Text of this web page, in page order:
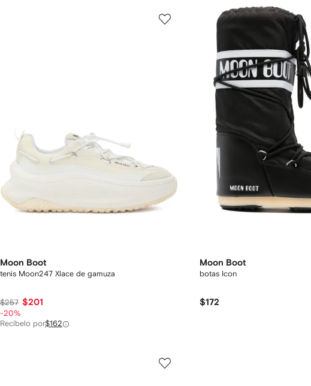
Moon Boot
tenis Moon247 Xlace de gamuza
$257 $201
-20%
Recíbelo por$162
Moon Boot
botas Icon
$172